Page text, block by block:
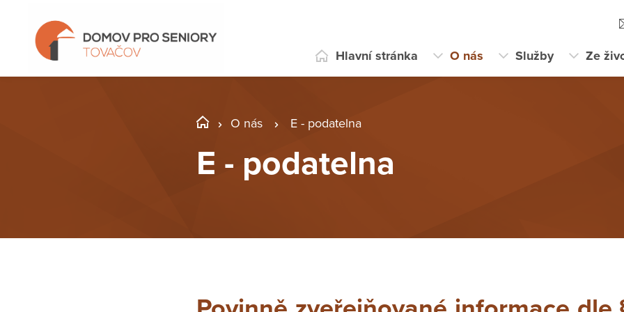
Hlavní stránka O nás Služby Ze
O nás E - podatelna
E - podatelna